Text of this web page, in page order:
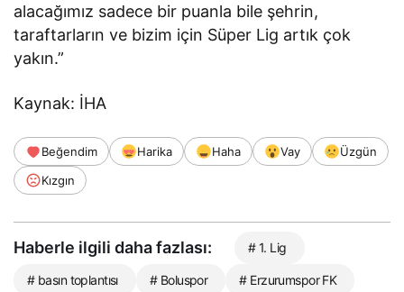
alacağımız sadece bir puanla bile şehrin,
taraftarların ve bizim için Süper Lig artık çok
yakın.”
Kaynak: İHA
Beğendim Harika Haha Vay
Üzgün
Kızgın
Haberle ilgili daha fazlası: # 1. Lig
# basın toplantısı # Boluspor # Erzurumspor FK